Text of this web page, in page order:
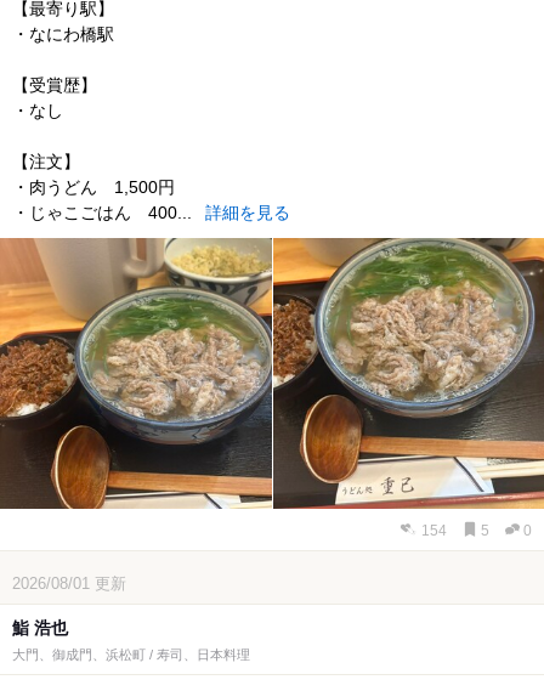
【最寄り駅】
・なにわ橋駅
【受賞歴】
・なし
【注文】
・肉うどん 1,500円
・じゃこごはん 400...
詳細を見る
154 5 0
2026/08/01 更新
鮨 浩也
大門、御成門、浜松町 / 寿司、日本料理